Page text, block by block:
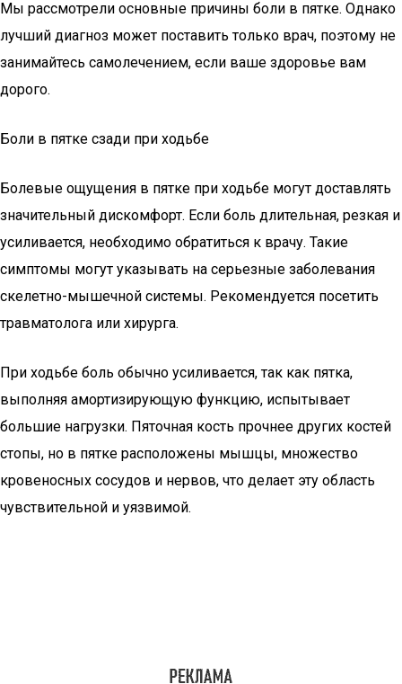
Мы рассмотрели основные причины боли в пятке. Однако
лучший диагноз может поставить только врач, поэтому не
занимайтесь самолечением, если ваше здоровье вам
дорого.
Боли в пятке сзади при ходьбе
Болевые ощущения в пятке при ходьбе могут доставлять
значительный дискомфорт. Если боль длительная, резкая и
усиливается, необходимо обратиться к врачу. Такие
симптомы могут указывать на серьезные заболевания
скелетно-мышечной системы. Рекомендуется посетить
травматолога или хирурга.
При ходьбе боль обычно усиливается, так как пятка,
выполняя амортизирующую функцию, испытывает
большие нагрузки. Пяточная кость прочнее других костей
стопы, но в пятке расположены мышцы, множество
кровеносных сосудов и нервов, что делает эту область
чувствительной и уязвимой.